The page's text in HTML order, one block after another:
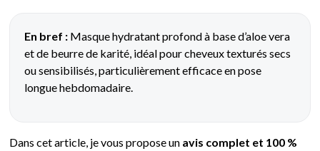
En bref : Masque hydratant profond à base d’aloe vera
et de beurre de karité, idéal pour cheveux texturés secs
ou sensibilisés, particulièrement efficace en pose
longue hebdomadaire.
Dans cet article, je vous propose un avis complet et 100 %